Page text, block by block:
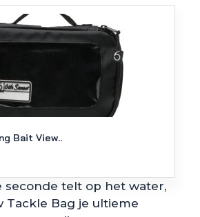
Bait View..
seconde telt op het water,
Tackle Bag je ultieme